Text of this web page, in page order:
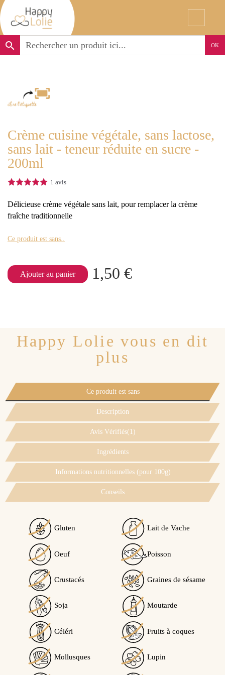
search OK
Crème cuisine végétale, sans lactose,
sans lait - teneur réduite en sucre -
200ml
1 avis
Délicieuse crème végétale sans lait, pour remplacer la crème
fraîche traditionnelle
Ce produit est sans..
Ajouter au panier 1,50 €
Happy Lolie vous en dit
plus
Ce produit est sans
Description
Avis Vérifiés(1)
Ingrédients
Informations nutritionnelles (pour 100g)
Conseils
Voir l'attestation de confiance
Avis soumis à un contrôle
/5
avis client(s)
Trier l'affichage des avis :
Gluten Lait de Vache
Oeuf Poisson
Crustacés Graines de sésame
Soja Moutarde
Céléri Fruits à coques
Mollusques Lupin